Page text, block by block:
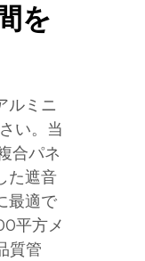
を
ルミニ
い。当
合パネ
た遮音
最適で
平方メ
質管